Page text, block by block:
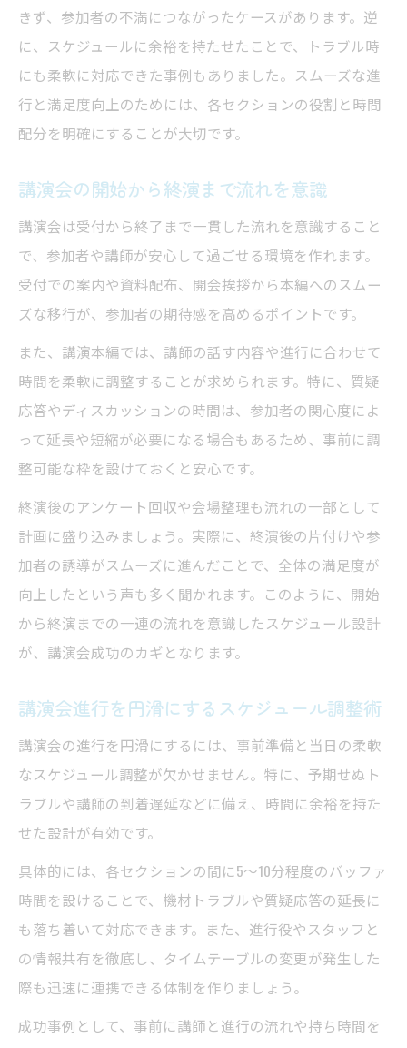
きず、参加者の不満につながったケースがあります。逆
に、スケジュールに余裕を持たせたことで、トラブル時
にも柔軟に対応できた事例もありました。スムーズな進
行と満足度向上のためには、各セクションの役割と時間
配分を明確にすることが大切です。
講演会の開始から終演まで流れを意識
講演会は受付から終了まで一貫した流れを意識すること
で、参加者や講師が安心して過ごせる環境を作れます。
受付での案内や資料配布、開会挨拶から本編へのスムー
ズな移行が、参加者の期待感を高めるポイントです。
また、講演本編では、講師の話す内容や進行に合わせて
時間を柔軟に調整することが求められます。特に、質疑
応答やディスカッションの時間は、参加者の関心度によ
って延長や短縮が必要になる場合もあるため、事前に調
整可能な枠を設けておくと安心です。
終演後のアンケート回収や会場整理も流れの一部として
計画に盛り込みましょう。実際に、終演後の片付けや参
加者の誘導がスムーズに進んだことで、全体の満足度が
向上したという声も多く聞かれます。このように、開始
から終演までの一連の流れを意識したスケジュール設計
が、講演会成功のカギとなります。
講演会進行を円滑にするスケジュール調整術
講演会の進行を円滑にするには、事前準備と当日の柔軟
なスケジュール調整が欠かせません。特に、予期せぬト
ラブルや講師の到着遅延などに備え、時間に余裕を持た
せた設計が有効です。
具体的には、各セクションの間に5〜10分程度のバッファ
時間を設けることで、機材トラブルや質疑応答の延長に
も落ち着いて対応できます。また、進行役やスタッフと
の情報共有を徹底し、タイムテーブルの変更が発生した
際も迅速に連携できる体制を作りましょう。
成功事例として、事前に講師と進行の流れや持ち時間を